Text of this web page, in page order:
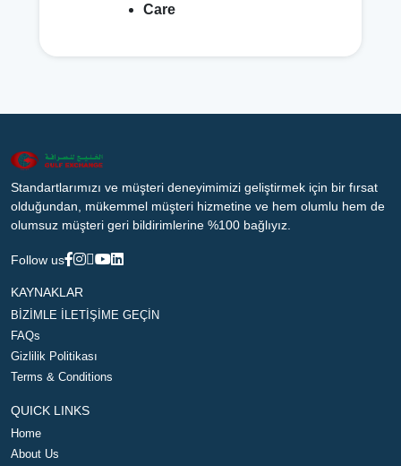
Care
Standartlarımızı ve müşteri deneyimimizi geliştirmek için bir fırsat
olduğundan, mükemmel müşteri hizmetine ve hem olumlu hem de
olumsuz müşteri geri bildirimlerine %100 bağlıyız.
Follow us
KAYNAKLAR
BİZİMLE İLETİŞİME GEÇİN
FAQs
Gizlilik Politikası
Terms & Conditions
QUICK LINKS
Home
About Us